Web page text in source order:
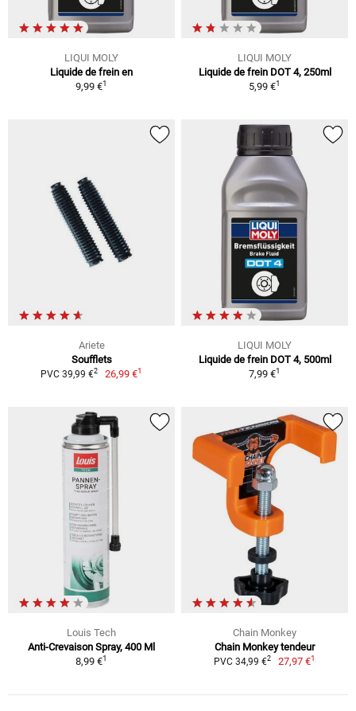
LIQUI MOLY
Liquide de frein en
9,99 €1
LIQUI MOLY
Liquide de frein DOT 4, 250ml
5,99 €1
Ariete
Soufflets
PVC 39,99 €2 26,99 €1
LIQUI MOLY
Liquide de frein DOT 4, 500ml
7,99 €1
Louis Tech
Anti-Crevaison Spray, 400 Ml
8,99 €1
Chain Monkey
Chain Monkey tendeur
PVC 34,99 €2 27,97 €1